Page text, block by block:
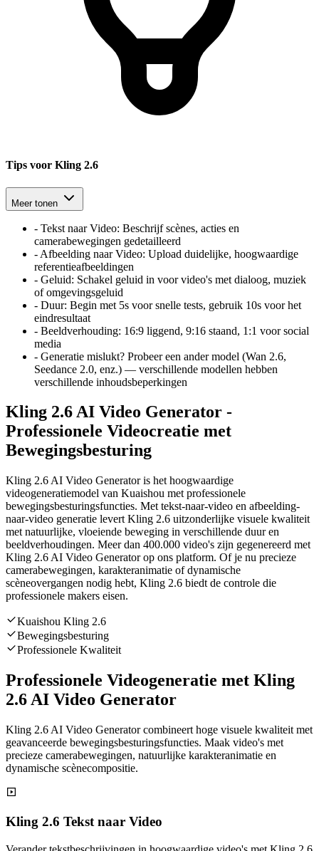
Tips voor Kling 2.6
Meer tonen
- Tekst naar Video: Beschrijf scènes, acties en
camerabewegingen gedetailleerd
- Afbeelding naar Video: Upload duidelijke, hoogwaardige
referentieafbeeldingen
- Geluid: Schakel geluid in voor video's met dialoog, muziek
of omgevingsgeluid
- Duur: Begin met 5s voor snelle tests, gebruik 10s voor het
eindresultaat
- Beeldverhouding: 16:9 liggend, 9:16 staand, 1:1 voor social
media
- Generatie mislukt? Probeer een ander model (Wan 2.6,
Seedance 2.0, enz.) — verschillende modellen hebben
verschillende inhoudsbeperkingen
Kling 2.6 AI Video Generator -
Professionele Videocreatie met
Bewegingsbesturing
Kling 2.6 AI Video Generator is het hoogwaardige
videogeneratiemodel van Kuaishou met professionele
bewegingsbesturingsfuncties. Met tekst-naar-video en afbeelding-
naar-video generatie levert Kling 2.6 uitzonderlijke visuele kwaliteit
met natuurlijke, vloeiende beweging in verschillende duur en
beeldverhoudingen. Meer dan 400.000 video's zijn gegenereerd met
Kling 2.6 AI Video Generator op ons platform. Of je nu precieze
camerabewegingen, karakteranimatie of dynamische
scèneovergangen nodig hebt, Kling 2.6 biedt de controle die
professionele makers eisen.
Kuaishou Kling 2.6
Bewegingsbesturing
Professionele Kwaliteit
Professionele Videogeneratie met Kling
2.6 AI Video Generator
Kling 2.6 AI Video Generator combineert hoge visuele kwaliteit met
geavanceerde bewegingsbesturingsfuncties. Maak video's met
precieze camerabewegingen, natuurlijke karakteranimatie en
dynamische scènecompositie.
Kling 2.6 Tekst naar Video